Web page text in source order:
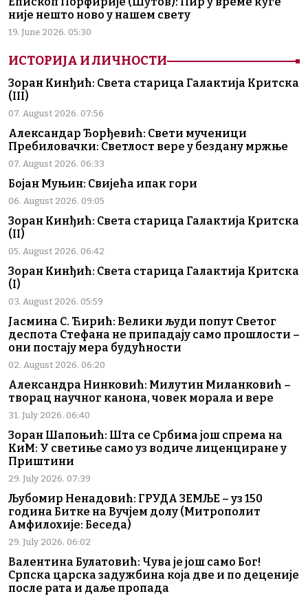
није нешто ново у нашем свету
19. June 2026. 05:30
ИСТОРИЈА И ЛИЧНОСТИ
Зоран Кинђић: Света старица Галактија Критска
(III)
07. August 2026. 07:56
Александар Ђорђевић: Свети мученици
Пребиловачки: Светлост вере у бездану мржње
07. August 2026. 06:33
Бојан Муњин: Свијећа ипак гори
06. August 2026. 09:05
Зоран Кинђић: Света старица Галактија Критска
(II)
05. August 2026. 06:42
Зоран Кинђић: Света старица Галактија Критска
(I)
03. August 2026. 05:59
Јасмина С. Ћирић: Велики људи попут Светог
деспота Стефана не припадају само прошлости –
они постају мера будућности
02. August 2026. 06:20
Александра Нинковић: Милутин Миланковић –
творац научног канона, човек морала и вере
31. July 2026. 06:40
Зоран Шапоњић: Шта се Србима још спрема на
КиМ: У светиње само уз водиче лиценциране у
Приштини
29. July 2026. 07:39
Љубомир Ненадовић: ГРУДА ЗЕМЉЕ – уз 150
година Битке на Вучјем долу (Митрополит
Амфилохије: Беседа)
29. July 2026. 06:02
Валентина Булатовић: Чува је још само Бог!
Српска царска задужбина која две и по деценије
после рата и даље пропада